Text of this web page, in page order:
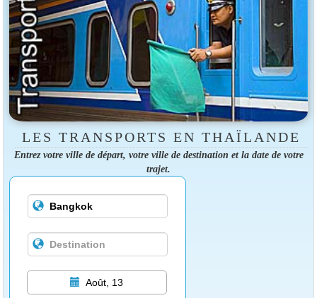
LES TRANSPORTS EN THAÏLANDE
Entrez votre ville de départ, votre ville de destination et la date de votre
trajet.
Août, 13